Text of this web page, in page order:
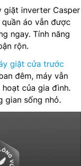
giặt inverter Casper
áo vẫn được
ngay. Tính năng
rộn.
giặt cửa trước
đêm, máy vẫn
của gia đình.
gian sống nhỏ.